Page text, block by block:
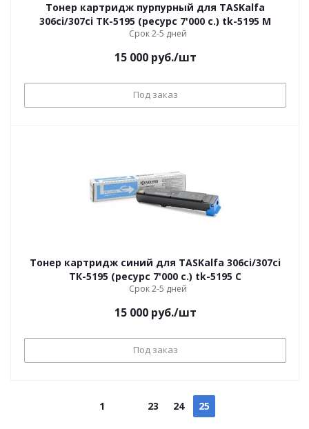
Тонер картридж пурпурный для TASKalfa
306ci/307ci ТК-5195 (ресурс 7'000 c.) tk-5195 M
Срок 2-5 дней
15 000руб./шт
Под заказ
Тонер картридж синий для TASKalfa 306ci/307ci
ТК-5195 (ресурс 7'000 c.) tk-5195 C
Срок 2-5 дней
15 000руб./шт
Под заказ
1 23 24 25